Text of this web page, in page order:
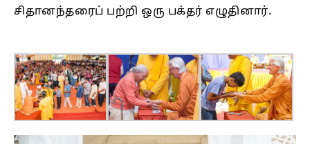
சிதானந்தரைப் பற்றி ஒரு பக்தர் எழுதினார்.